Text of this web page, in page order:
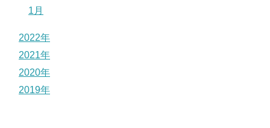
1月
2022年
2021年
2020年
2019年